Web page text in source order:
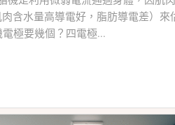
含水量高導電好，脂肪導電差）來
極要幾個？四電極...